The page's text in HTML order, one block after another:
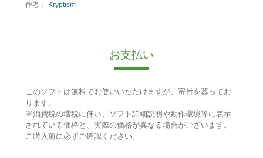
作者：
Kryptism
お支払い
このソフトは無料でお使いいただけますが、寄付を募ってお
ります。
※消費税の増税に伴い、ソフト詳細説明や動作環境等に表示
されている価格と、実際の価格が異なる場合がございます。
ご購入前に必ずご確認ください。